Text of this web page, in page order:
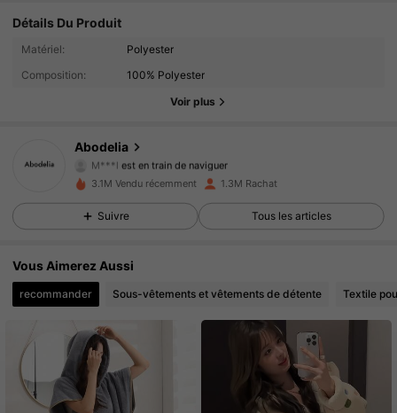
Détails Du Produit
Matériel:
Polyester
Composition:
100% Polyester
Voir plus
Abodelia
59K Suiveurs
M***l est en train de naviguer
4.88
59K Suiveurs
59K Suiveurs
4.88 59K Suiveurs
4.88 59K Suiveurs
4.88 59K Suiveurs
3.1M Vendu récemment 1.3M Rachat
Suivre Tous les articles
Vous Aimerez Aussi
recommander Sous-vêtements et vêtements de détente Textile